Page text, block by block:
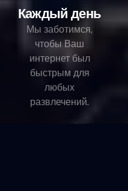
Каждый день
Мы заботимся,
чтобы Ваш
интернет был
быстрым для
любых
развлечений.